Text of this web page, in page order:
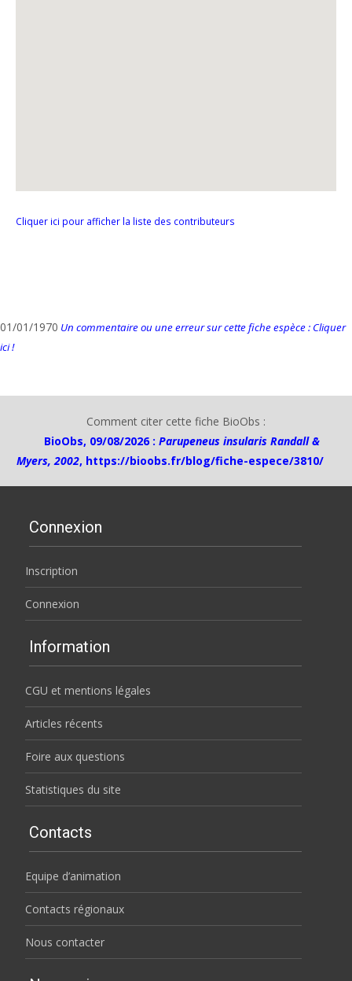
Cliquer ici pour afficher la liste des contributeurs
01/01/1970 Un commentaire ou une erreur sur cette fiche espèce : Cliquer
ici !
Comment citer cette fiche BioObs :
BioObs, 09/08/2026 : Parupeneus insularis Randall &
Myers, 2002, https://bioobs.fr/blog/fiche-espece/3810/
Connexion
Inscription
Connexion
Information
CGU et mentions légales
Articles récents
Foire aux questions
Statistiques du site
Contacts
Equipe d’animation
Contacts régionaux
Nous contacter